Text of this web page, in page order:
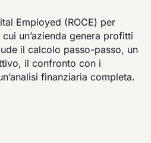
Employed (ROCE) per
un’azienda genera profitti
il calcolo passo-passo, un
il confronto con i
finanziaria completa.